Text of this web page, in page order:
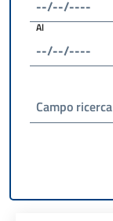
Al
Campo